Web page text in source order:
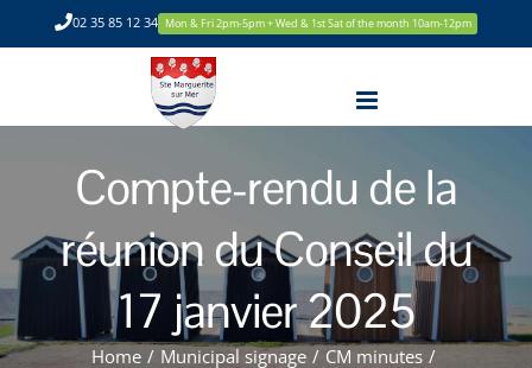
to
02 35 85 12 34 Mon & Fri 2pm-5pm + Wed & 1st Sat of the month 10am-12pm
Compte-rendu de la
réunion du Conseil du
17 janvier 2025
Home / Municipal signage / CM minutes /